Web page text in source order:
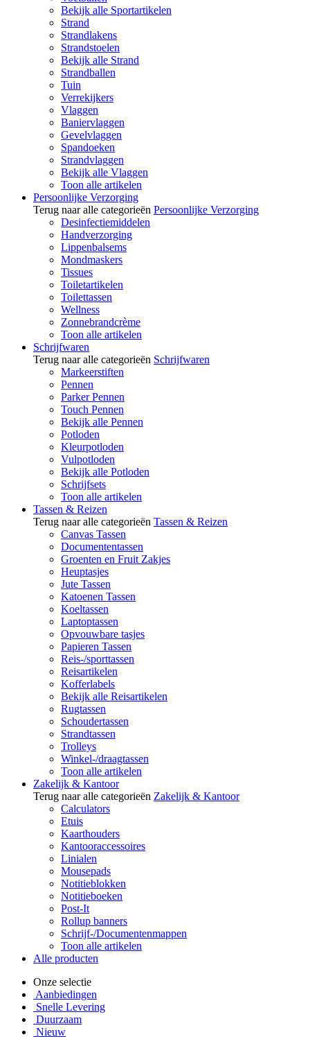
Bekijk alle Sportartikelen
Strand
Strandlakens
Strandstoelen
Bekijk alle Strand
Strandballen
Tuin
Verrekijkers
Vlaggen
Baniervlaggen
Gevelvlaggen
Spandoeken
Strandvlaggen
Bekijk alle Vlaggen
Toon alle artikelen
Persoonlijke Verzorging
Terug naar alle categorieën Persoonlijke Verzorging
Desinfectiemiddelen
Handverzorging
Lippenbalsems
Mondmaskers
Tissues
Toiletartikelen
Toilettassen
Wellness
Zonnebrandcrème
Toon alle artikelen
Schrijfwaren
Terug naar alle categorieën Schrijfwaren
Markeerstiften
Pennen
Parker Pennen
Touch Pennen
Bekijk alle Pennen
Potloden
Kleurpotloden
Vulpotloden
Bekijk alle Potloden
Schrijfsets
Toon alle artikelen
Tassen & Reizen
Terug naar alle categorieën Tassen & Reizen
Canvas Tassen
Documententassen
Groenten en Fruit Zakjes
Heuptasjes
Jute Tassen
Katoenen Tassen
Koeltassen
Laptoptassen
Opvouwbare tasjes
Papieren Tassen
Reis-/sporttassen
Reisartikelen
Kofferlabels
Bekijk alle Reisartikelen
Rugtassen
Schoudertassen
Strandtassen
Trolleys
Winkel-/draagtassen
Toon alle artikelen
Zakelijk & Kantoor
Terug naar alle categorieën Zakelijk & Kantoor
Calculators
Etuis
Kaarthouders
Kantooraccessoires
Linialen
Mousepads
Notitieblokken
Notitieboeken
Post-It
Rollup banners
Schrijf-/Documentenmappen
Toon alle artikelen
Alle producten
Onze selectie
Aanbiedingen
Snelle Levering
Duurzaam
Nieuw